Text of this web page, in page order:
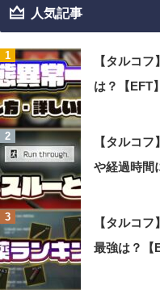
人気記事
【タルコ
は？【EFT】
【タルコ
や経過時間
【タルコ
最強は？【